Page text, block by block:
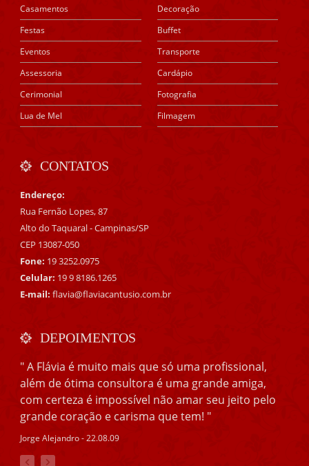
Casamentos
Festas
Eventos
Assessoria
Cerimonial
Lua de Mel
Decoração
Buffet
Transporte
Cardápio
Fotografia
Filmagem
CONTATOS
Endereço:
Rua Fernão Lopes, 87
Alto do Taquaral - Campinas/SP
CEP 13087-050
Fone: 19 3252.0975
Celular: 19 9 8186.1265
E-mail: flavia@flaviacantusio.com.br
DEPOIMENTOS
" A Flávia é muito mais que só uma profissional,
além de ótima consultora é uma grande amiga,
com certeza é impossível não amar seu jeito pelo
grande coração e carisma que tem! "
Jorge Alejandro - 22.08.09